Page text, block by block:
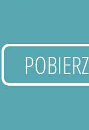
POBIERZ